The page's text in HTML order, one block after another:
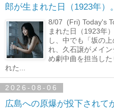
郎が生まれた日（1923年）。
8/07 (Fri) Today's
まれた日（1923年
し、中でも「坂の
れ、久石譲がメイ
め劇中曲を担当し
れた...
2026-08-06
広島への原爆が投下されて